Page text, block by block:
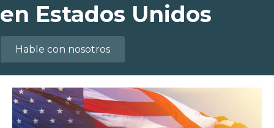
en Estados Unidos
Hable con nosotros